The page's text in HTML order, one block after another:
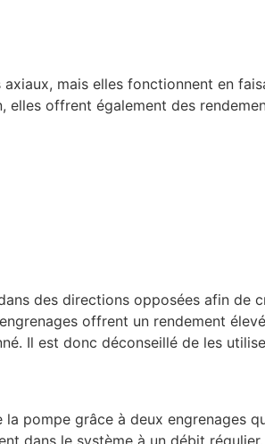
mais elles fonctionnent en
elles offrent également des
des directions opposées afin de
offrent un rendement
Il est donc déconseillé de les
pompe grâce à deux engrenages